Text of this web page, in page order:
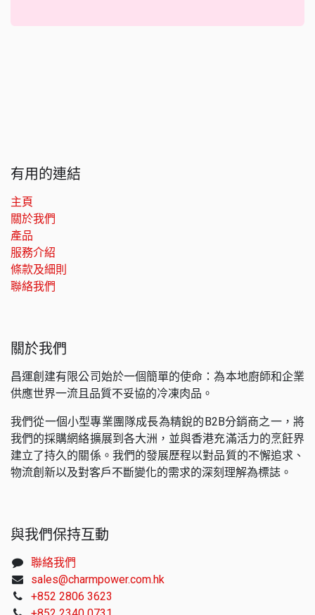
有用的連結
主頁
關於我們
產品
服務介紹
條款及細則
聯絡我們
關於我們
昌運創建有限公司始於一個簡單的使命：為本地廚師和企業
供應世界一流且品質不妥協的冷凍肉品。
我們從一個小型專業團隊成長為精銳的B2B分銷商之一，將
我們的採購網絡擴展到各大洲，並與香港充滿活力的烹飪界
建立了持久的關係。我們的發展歷程以對品質的不懈追求、
物流創新以及對客戶不斷變化的需求的深刻理解為標誌。
與我們保持互動
聯絡我們
sales@charmpower.com.hk
+852 2806 3623